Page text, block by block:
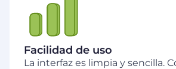
Facilidad de uso
La interfaz es limpia y sencilla.